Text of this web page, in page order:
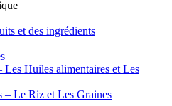
et des ingrédients
Les Huiles alimentaires et Les
– Le Riz et Les Graines